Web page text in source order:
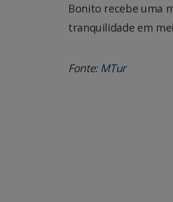
Bonito recebe uma
tranquilidade em
Fonte: MTur